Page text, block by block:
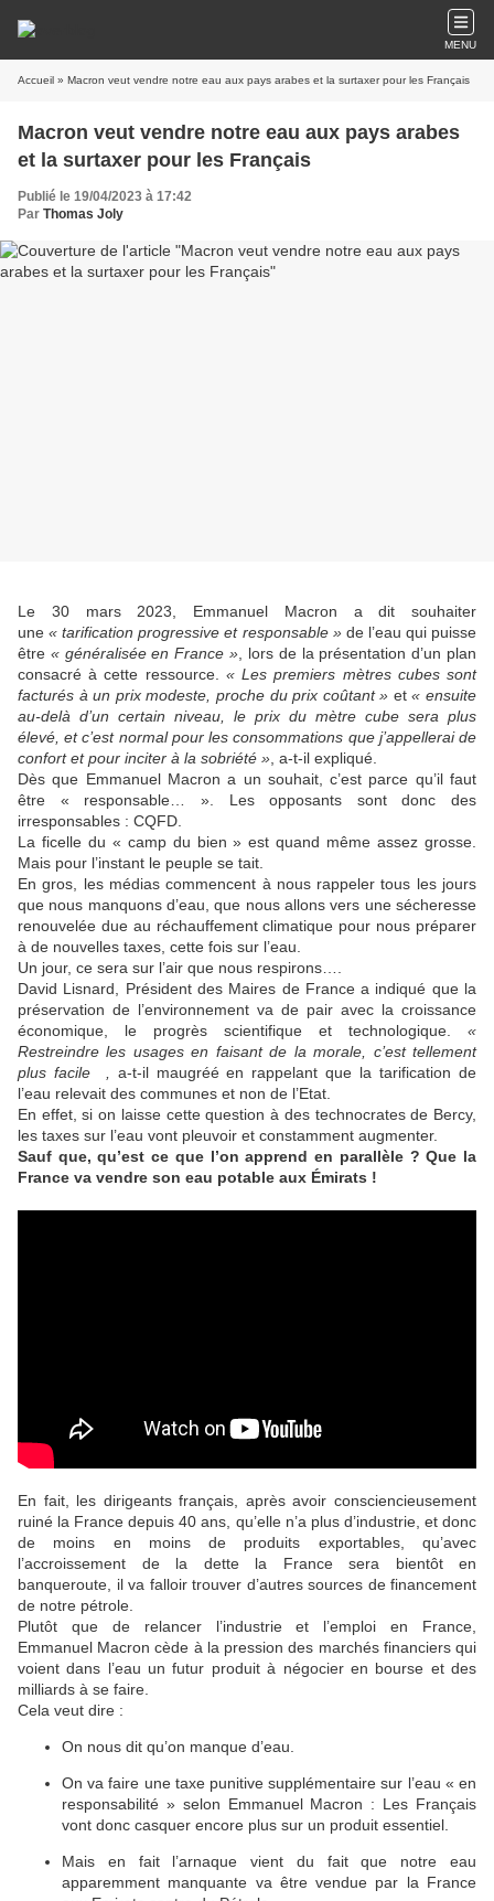
MENU
Accueil » Macron veut vendre notre eau aux pays arabes et la surtaxer pour les Français
Macron veut vendre notre eau aux pays arabes
et la surtaxer pour les Français
Publié le 19/04/2023 à 17:42
Par Thomas Joly
Le 30 mars 2023, Emmanuel Macron a dit souhaiter
une« tarification progressive et responsable »de l’eau qui puisse
être « généralisée en France » , lors de la présentation d’un plan
consacré à cette ressource. « Les premiers mètres cubes sont
facturés à un prix modeste, proche du prix coûtant » et« ensuite
au-delà d’un certain niveau, le prix du mètre cube sera plus
élevé, et c’est normal pour les consommations que j’appellerai de
confort et pour inciter à la sobriété » , a-t-il expliqué.
Dès que Emmanuel Macron a un souhait, c’est parce qu’il faut
être « responsable… ». Les opposants sont donc des
irresponsables : CQFD.
La ficelle du « camp du bien » est quand même assez grosse.
Mais pour l’instant le peuple se tait.
En gros, les médias commencent à nous rappeler tous les jours
que nous manquons d’eau, que nous allons vers une sécheresse
renouvelée due au réchauffement climatique pour nous préparer
à de nouvelles taxes, cette fois sur l’eau.
Un jour, ce sera sur l’air que nous respirons….
David Lisnard, Président des Maires de France a indiqué que la
préservation de l’environnement va de pair avec la croissance
économique, le progrès scientifique et technologique. «
Restreindre les usages en faisant de la morale, c’est tellement
plus facile , a-t-il maugréé en rappelant que la tarification de
l’eau relevait des communes et non de l’Etat.
En effet, si on laisse cette question à des technocrates de Bercy,
les taxes sur l’eau vont pleuvoir et constamment augmenter.
Sauf que, qu’est ce que l’on apprend en parallèle ? Que la
France va vendre son eau potable aux Émirats !
En fait, les dirigeants français, après avoir consciencieusement
ruiné la France depuis 40 ans, qu’elle n’a plus d’industrie, et donc
de moins en moins de produits exportables, qu’avec
l’accroissement de la dette la France sera bientôt en
banqueroute, il va falloir trouver d’autres sources de financement
de notre pétrole.
Plutôt que de relancer l’industrie et l’emploi en France,
Emmanuel Macron cède à la pression des marchés financiers qui
voient dans l’eau un futur produit à négocier en bourse et des
milliards à se faire.
Cela veut dire :
On nous dit qu’on manque d’eau.
On va faire une taxe punitive supplémentaire sur l’eau « en
responsabilité » selon Emmanuel Macron : Les Français
vont donc casquer encore plus sur un produit essentiel.
Mais en fait l’arnaque vient du fait que notre eau
apparemment manquante va être vendue par la France